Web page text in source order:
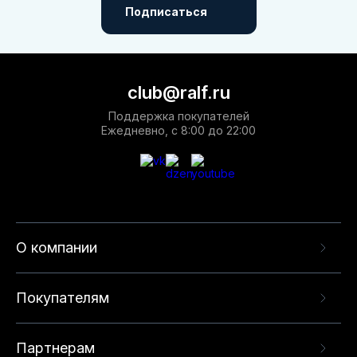
Выбирайте обувь, которая создана из лучших материалов с
уважением к Вашей красоте и индивидуальности. Выбирайте
RALF RINGER – марку, которая заботится о Вас.
Подписаться
О компании
Покупателям
Партнерам
club@ralf.ru
Поддержка покупателей
Ежедневно, с 8:00 до 22:00